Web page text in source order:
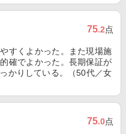
75.2点
すくよかった。また現場施
確でよかった。長期保証が
かりしている。（50代／女
75.0点